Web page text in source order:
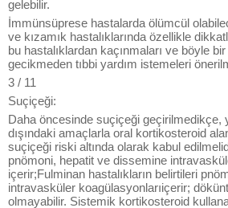
gelebilir.
İmmünsüprese hastalarda ölümcül
ve kızamık hastalıklarında özellikle
bu hastalıklardan kaçınmaları ve böyle
gecikmeden tıbbi yardım istemeleri
3 / 11
Suçiçeği:
Daha öncesinde suçiçeği geçirilmedikçe,
dışındaki amaçlarla oral kortikosteroid
suçiçeği riski altında olarak kabul
pnömoni, hepatit ve dissemine
içerir;Fulminan hastalıkların belirtileri
intravasküler koagülasyonlarıiçerir;
olmayabilir. Sistemik kortikosteroid